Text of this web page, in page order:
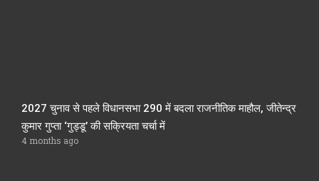
2027 चुनाव से पहले विधानसभा 290 में बदला राजनीतिक माहौल, जीतेन्द्र
कुमार गुप्ता ‘गुड्डू’ की सक्रियता चर्चा में
4 months ago